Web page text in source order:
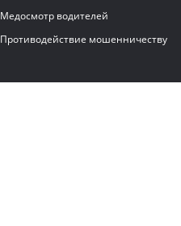
Медосмотр водителей
Противодействие мошенничеству